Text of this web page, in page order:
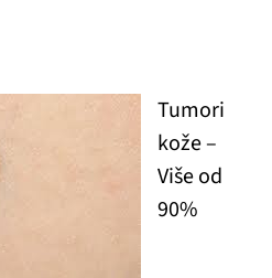
Tumori
kože –
Više od
90%